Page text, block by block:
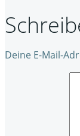
Deine E-Mail-